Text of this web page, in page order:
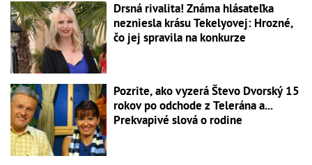
Drsná rivalita! Známa hlásateľka
nezniesla krásu Tekelyovej: Hrozné,
čo jej spravila na konkurze
Pozrite, ako vyzerá Števo Dvorský 15
rokov po odchode z Telerána a...
Prekvapivé slová o rodine